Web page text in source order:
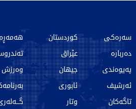
سەرەکی
دەربارە
پەیوەندی
ئەرشیف
تاگەکان
کوردستان
عێراق
جیهان
ئابوری
وتار
وەرزش